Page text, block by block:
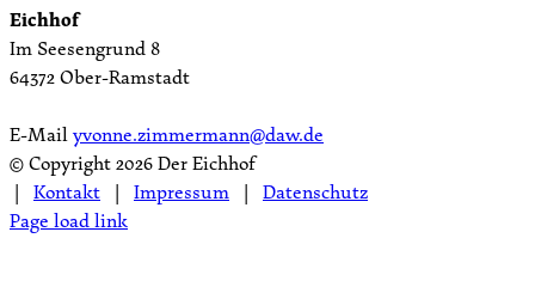
Eichhof
Im Seesengrund 8
64372 Ober-Ramstadt
E-Mailyvonne.zimmermann@daw.de
© Copyright2026 Der Eichhof
| Kontakt | Impressum | Datenschutz
Page load link